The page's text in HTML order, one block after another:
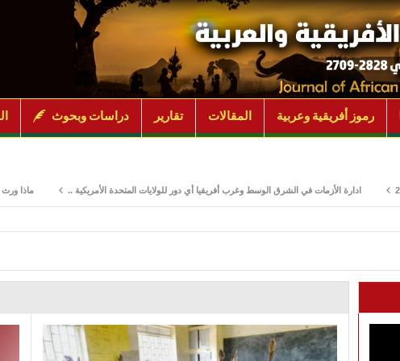
دراسات وبحوث تقارير المقالات رموز أفريقية وعربية
ماذا ورث جنوب ادارة الأزمات في الشرق الوسط وغرب أفريقيا أي دور للولايات المتحدة الأمريكية ..